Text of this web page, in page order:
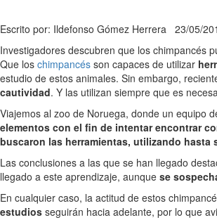
Escrito por: Ildefonso Gómez Herrera 23/05/
Investigadores descubren que los chimpancés
Que los chimpancés son capaces de utilizar
estudio de estos animales. Sin embargo,
cautividad. Y las utilizan siempre que es
Viajemos al zoo de Noruega, donde un equipo
elementos con el fin de intentar encontrar
buscaron las herramientas, utilizando
Las conclusiones a las que se han llegado
llegado a este aprendizaje, aunque se
En cualquier caso, la actitud de estos
estudios seguirán hacia adelante, por lo que